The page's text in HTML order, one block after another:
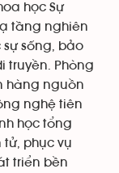
học Sự
tầng nghiên
sống, bảo
truyền. Phòng
hàng nguồn
nghệ tiên
học tổng
tử, phục vụ
triển bền